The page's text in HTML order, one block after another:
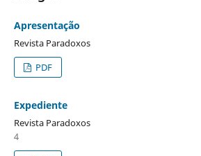
Apresentação
Revista Paradoxos
PDF
Expediente
Revista Paradoxos
4